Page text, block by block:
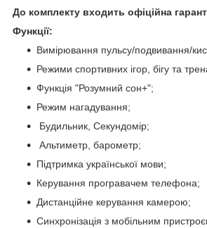
До комплекту входить офіційна
Функції:
Вимірювання пульсу/подвивання/
Режими спортивних ігор, бігу та
Функція "Розумний сон+";
Режим нагадування;
Будильник, Секундомір;
Альтиметр, барометр;
Підтримка української мови;
Керування програвачем телефона;
Дистанційне керування камерою;
Синхронізація з мобільним